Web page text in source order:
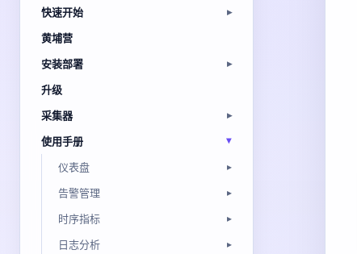
快速开始
黄埔营
安装部署
升级
采集器
使用手册
仪表盘
告警管理
时序指标
日志分析